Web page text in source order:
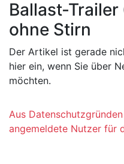
Ballast-
ohne Stirn
Der Artikel ist gerade
hier ein, wenn Sie über
möchten.
Aus
angemeldete Nutzer für